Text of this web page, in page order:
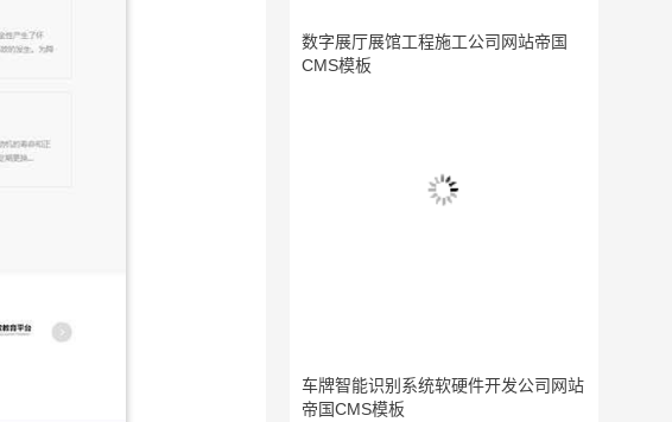
数字展厅展馆工程施工公司网站帝国
CMS模板
车牌智能识别系统软硬件开发公司网站
帝国CMS模板